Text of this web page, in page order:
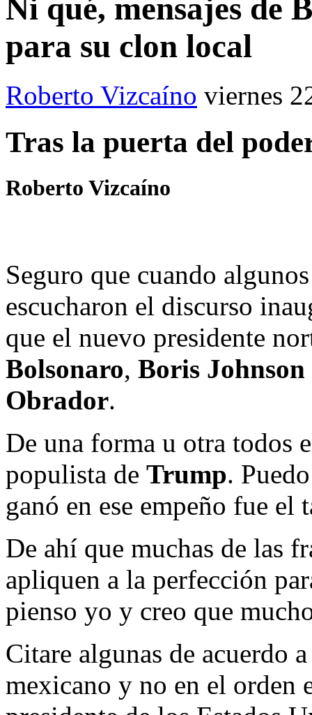
Ni qué, mensajes de
para su clon local
Roberto Vizcaíno viernes
Tras la puerta del
Roberto Vizcaíno
Seguro que cuando
escucharon el discurso
que el nuevo presidente
Bolsonaro, Boris Johnson
Obrador.
De una forma u otra todos
populista de Trump.
ganó en ese empeño fue el
De ahí que muchas de las
apliquen a la perfección
pienso yo y creo que
Citare algunas de acuerdo
mexicano y no en el orden